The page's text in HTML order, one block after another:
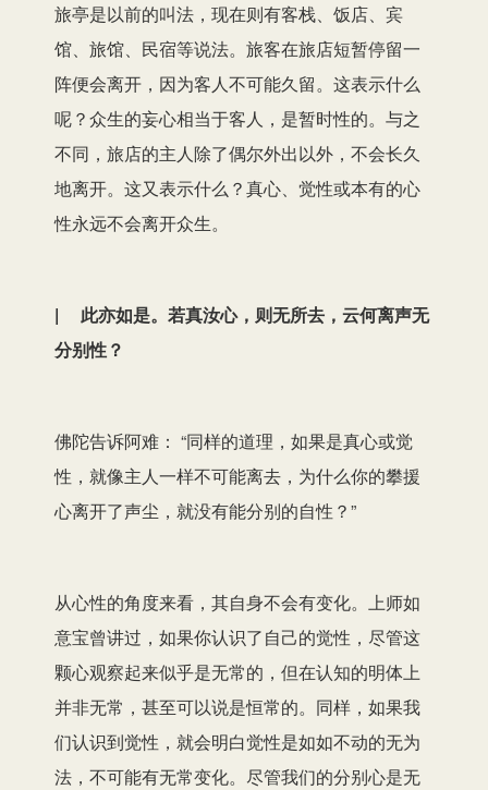
旅亭是以前的叫法，现在则有客栈、饭店、宾
馆、旅馆、民宿等说法。旅客在旅店短暂停留一
阵便会离开，因为客人不可能久留。这表示什么
呢？众生的妄心相当于客人，是暂时性的。与之
不同，旅店的主人除了偶尔外出以外，不会长久
地离开。这又表示什么？真心、觉性或本有的心
性永远不会离开众生。
| 此亦如是。若真汝心，则无所去，云何离声无
分别性？
佛陀告诉阿难： “同样的道理，如果是真心或觉
性，就像主人一样不可能离去，为什么你的攀援
心离开了声尘，就没有能分别的自性？”
从心性的角度来看，其自身不会有变化。上师如
意宝曾讲过，如果你认识了自己的觉性，尽管这
颗心观察起来似乎是无常的，但在认知的明体上
并非无常，甚至可以说是恒常的。同样，如果我
们认识到觉性，就会明白觉性是如如不动的无为
法，不可能有无常变化。尽管我们的分别心是无